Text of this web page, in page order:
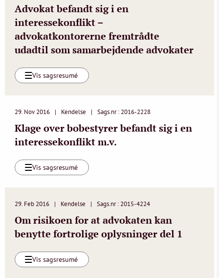
Advokat befandt sig i en
interessekonflikt –
advokatkontorerne fremtrådte
udadtil som samarbejdende advokater
Vis sagsresumé
29. Nov 2016 Kendelse Sags.nr : 2016-2228
Klage over bobestyrer befandt sig i en
interessekonflikt m.v.
Vis sagsresumé
29. Feb 2016 Kendelse Sags.nr : 2015-4224
Om risikoen for at advokaten kan
benytte fortrolige oplysninger del 1
Vis sagsresumé